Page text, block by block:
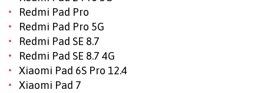
Redmi Pad Pro
Redmi Pad Pro 5G
Redmi Pad SE 8.7
Redmi Pad SE 8.7 4G
Xiaomi Pad 6S Pro 12.4
Xiaomi Pad 7